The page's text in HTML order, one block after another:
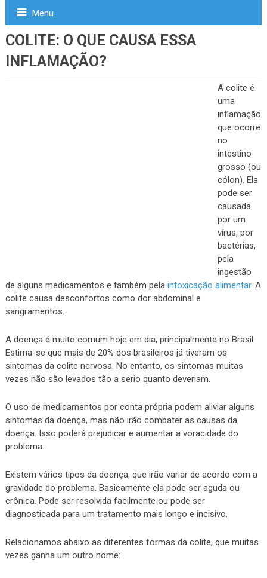
Menu
COLITE: O QUE CAUSA ESSA
INFLAMAÇÃO?
A colite é
uma
inflamação
que ocorre
no
intestino
grosso (ou
cólon). Ela
pode ser
causada
por um
vírus, por
bactérias,
pela
ingestão
de alguns medicamentos e também pela intoxicação alimentar. A
colite causa desconfortos como dor abdominal e
sangramentos.
A doença é muito comum hoje em dia, principalmente no Brasil.
Estima-se que mais de 20% dos brasileiros já tiveram os
sintomas da colite nervosa. No entanto, os sintomas muitas
vezes não são levados tão a serio quanto deveriam.
O uso de medicamentos por conta própria podem aliviar alguns
sintomas da doença, mas não irão combater as causas da
doença. Isso poderá prejudicar e aumentar a voracidade do
problema.
Existem vários tipos da doença, que irão variar de acordo com a
gravidade do problema. Basicamente ela pode ser aguda ou
crônica. Pode ser resolvida facilmente ou pode ser
diagnosticada para um tratamento mais longo e incisivo.
Relacionamos abaixo as diferentes formas da colite, que muitas
vezes ganha um outro nome: